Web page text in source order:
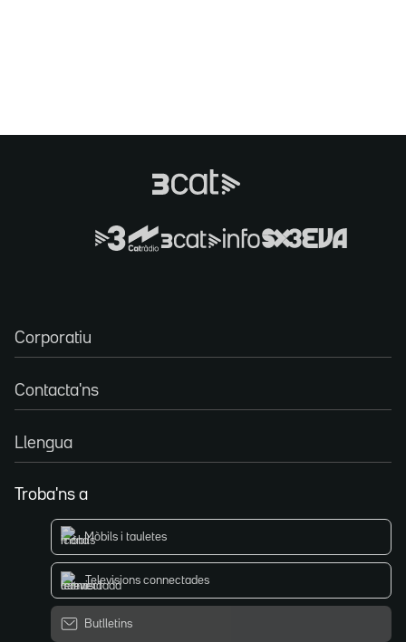
Corporatiu
Contacta'ns
Llengua
Troba'ns a
Mòbils i tauletes
Televisions connectades
Butlletins